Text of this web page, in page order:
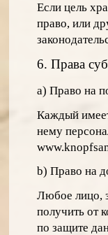
Если цель
право, или
6. Права
a) Право на
Каждый
нему
b) Право на
Любое лицо,
получить от
по защите